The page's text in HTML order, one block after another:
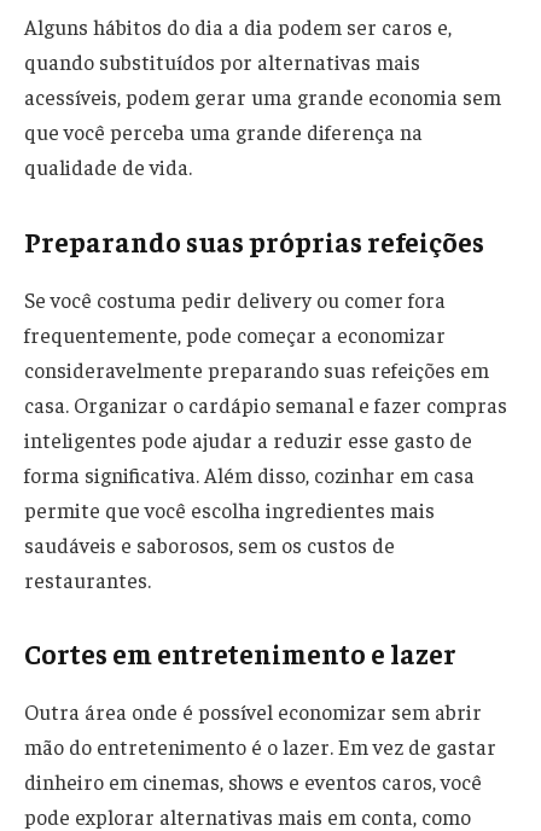
Alguns hábitos do dia a dia podem ser caros e,
quando substituídos por alternativas mais
acessíveis, podem gerar uma grande economia sem
que você perceba uma grande diferença na
qualidade de vida.
Preparando suas próprias refeições
Se você costuma pedir delivery ou comer fora
frequentemente, pode começar a economizar
consideravelmente preparando suas refeições em
casa. Organizar o cardápio semanal e fazer compras
inteligentes pode ajudar a reduzir esse gasto de
forma significativa. Além disso, cozinhar em casa
permite que você escolha ingredientes mais
saudáveis e saborosos, sem os custos de
restaurantes.
Cortes em entretenimento e lazer
Outra área onde é possível economizar sem abrir
mão do entretenimento é o lazer. Em vez de gastar
dinheiro em cinemas, shows e eventos caros, você
pode explorar alternativas mais em conta, como